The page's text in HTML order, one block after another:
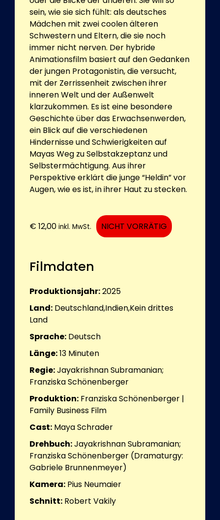
sein, wie sie sich fühlt: als deutsches
Mädchen mit zwei coolen älteren
Schwestern und Eltern, die sie noch
immer nicht nerven. Der hybride
Animationsfilm basiert auf den Gedanken
der jungen Protagonistin, die versucht,
mit der Zerrissenheit zwischen ihrer
inneren Welt und der Außenwelt
klarzukommen. Es ist eine besondere
Geschichte über das Erwachsenwerden,
ein Blick auf die verschiedenen
Hindernisse und Schwierigkeiten auf
Mayas Weg zu Selbstakzeptanz und
Selbstermächtigung. Aus ihrer
Perspektive erklärt die junge “Heldin” vor
Augen, wie es ist, in ihrer Haut zu stecken.
€ 12,00 inkl. MwSt. NICHT VORRÄTIG
Filmdaten
Produktionsjahr:2025
Land: Deutschland,Indien,Kein drittes
Land
Sprache: Deutsch
Länge:13 Minuten
Regie:Jayakrishnan Subramanian;
Franziska Schönenberger
Produktion: Franziska Schönenberger |
Family Business Film
Cast: Maya Schrader
Drehbuch:Jayakrishnan Subramanian;
Franziska Schönenberger (Dramaturgy:
Gabriele Brunnenmeyer)
Kamera: Pius Neumaier
Schnitt: Robert Vakily